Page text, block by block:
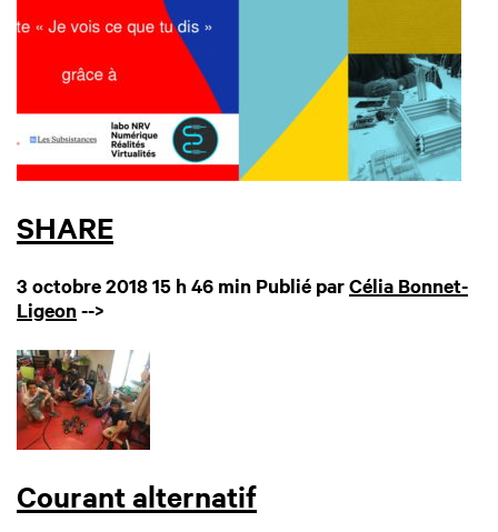
SHARE
3 octobre 2018 15 h 46 min Publié parCélia Bonnet-
Ligeon-->
Courant alternatif